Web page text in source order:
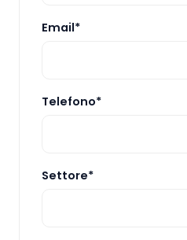
Email*
Telefono*
Settore*